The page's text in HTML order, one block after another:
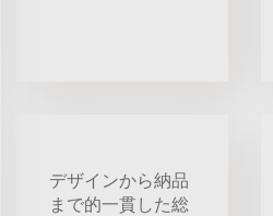
デザインから納品
まで的一貫した総